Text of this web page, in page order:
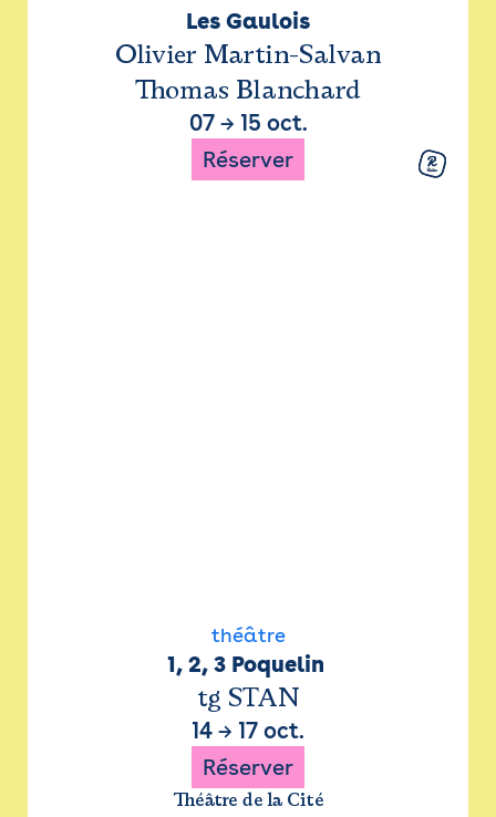
Les Gaulois
Olivier Martin-Salvan
Thomas Blanchard
07→ 15 oct.
Réserver
théâtre
1, 2, 3 Poquelin
tg STAN
14 → 17 oct.
Réserver
Théâtre de la Cité